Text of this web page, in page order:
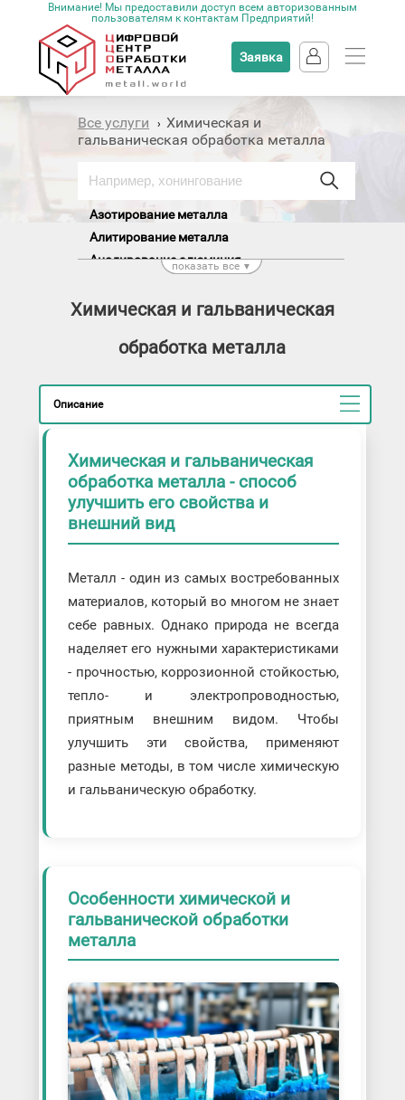
Внимание! Мы предоставили доступ всем авторизованным
пользователям к контактам Предприятий!
Заявка
Все услуги ›Химическая и
гальваническая обработка металла
Азотирование металла
Алитирование металла
Анодирование алюминия
Борирование металла
Воронение металла
Золочение металла
Кадмирование металла
Карбонитрация металла
Латунирование металла
Нанесение алмазоподобных покрытий
Никелирование металла
Нитроцементация металла
Пассивирование металла
Патинирование металла
Покрытие металла сплавом олово-
висмут
Родирование серебра
Свинцевание металла
Химическое оксидирование металла
Хромирование деталей
Цианирование металла
Цинкование металла
Газодинамическое цинкование металла
Гальваническое цинкование
Горячее цинкование
Оцинкование деталей
показать все ▼
Химическая и гальваническая
обработка металла
Описание
Химическая и гальваническая
обработка металла - способ
улучшить его свойства и
внешний вид
Металл - один из самых востребованных
материалов, который во многом не знает
себе равных. Однако природа не всегда
наделяет его нужными характеристиками
- прочностью, коррозионной стойкостью,
тепло- и электропроводностью,
приятным внешним видом. Чтобы
улучшить эти свойства, применяют
разные методы, в том числе химическую
и гальваническую обработку.
Особенности химической и
гальванической обработки
металла